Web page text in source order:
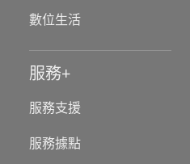
數位生活
服務
服務支援
服務據點